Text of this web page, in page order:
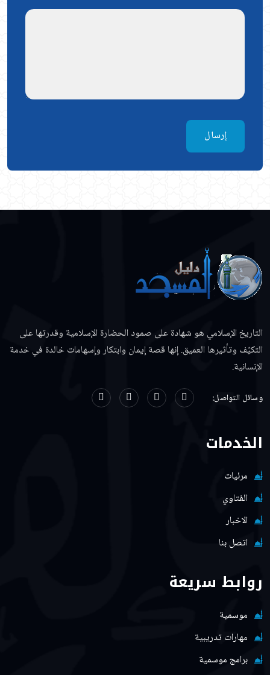
إرسال
التاريخ الإسلامي هو شهادة على صمود الحضارة الإسلامية وقدرتها على
التكيّف وتأثيرها العميق. إنها قصة إيمان وابتكار وإسهامات خالدة في خدمة
الإنسانية.
وسائل التواصل:
الخدمات
مرئيات
الفتاوي
الاخبار
اتصل بنا
روابط سريعة
موسمية
مهارات تدريبية
برامج موسمية